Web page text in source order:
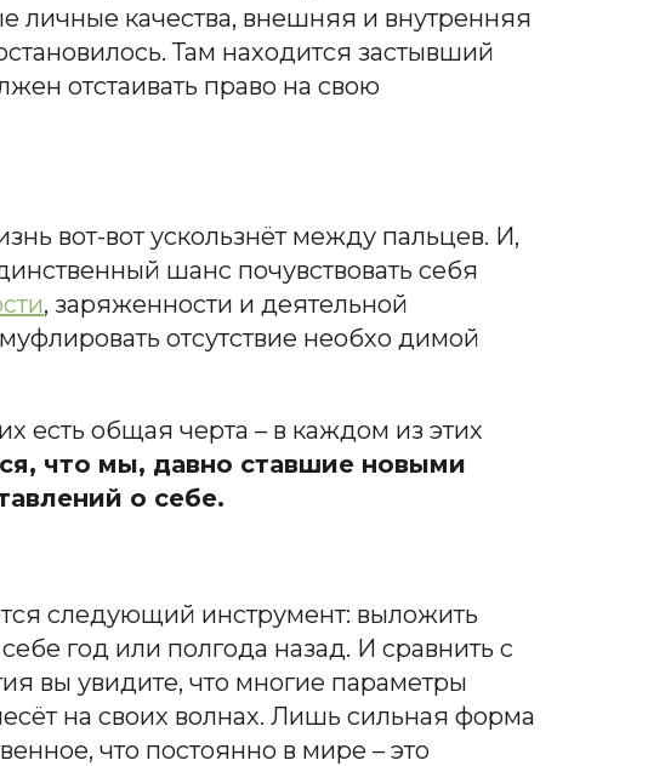
личные качества, внешняя и внутренняя
Там находится застывший
отстаивать право на свою
вот-вот ускользнёт между пальцев. И,
шанс почувствовать себя
, заряженности и деятельной
отсутствие необхо димой
есть общая черта – в каждом из этих
что мы, давно ставшие новыми
о себе.
следующий инструмент: выложить
год или полгода назад. И сравнить с
вы увидите, что многие параметры
на своих волнах. Лишь сильная форма
что постоянно в мире – это